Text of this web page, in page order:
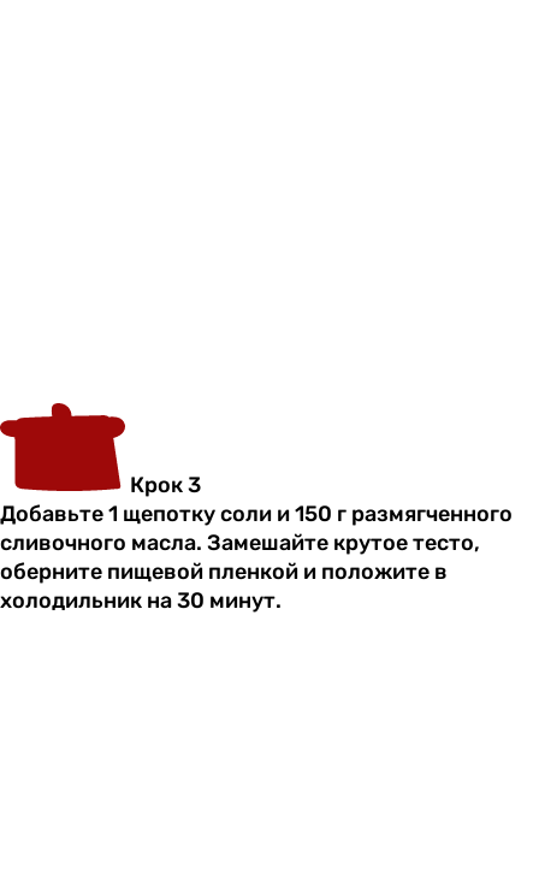
Крок 3
Добавьте 1 щепотку соли и 150 г размягченного
сливочного масла. Замешайте крутое тесто,
оберните пищевой пленкой и положите в
холодильник на 30 минут.